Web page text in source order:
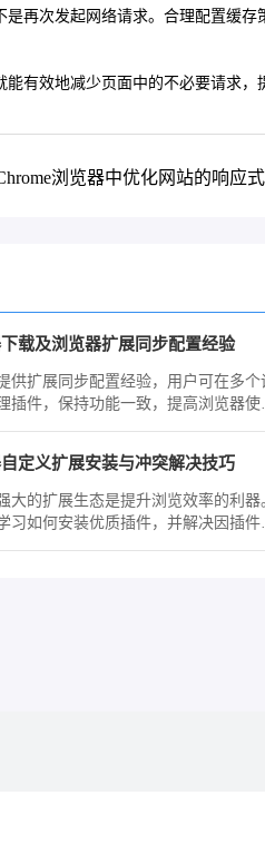
再次发起网络请求。合理配置缓存
有效地减少页面中的不必要请求，
浏览器中优化网站的响应
载及浏览器扩展同步配置经验
供扩展同步配置经验，用户可在多个
插件，保持功能一致，提高浏览器使
定义扩展安装与冲突解决技巧
大的扩展生态是提升浏览效率的利器
习如何安装优质插件，并解决因插件